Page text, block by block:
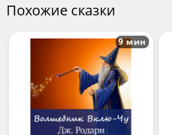
Похожие сказки
9 мин